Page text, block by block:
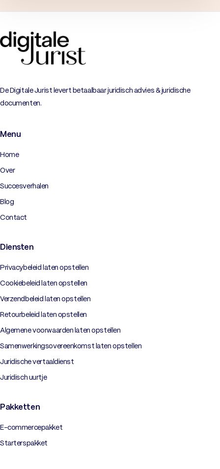
De Digitale Jurist levert betaalbaar juridisch advies & juridische
documenten.
Menu
Home
Over
Succesverhalen
Blog
Contact
Diensten
Privacybeleid laten opstellen
Cookiebeleid laten opstellen
Verzendbeleid laten opstellen
Retourbeleid laten opstellen
Algemene voorwaarden laten opstellen
Samenwerkingsovereenkomst laten opstellen
Juridische vertaaldienst
Juridisch uurtje
Pakketten
E-commercepakket
Starterspakket